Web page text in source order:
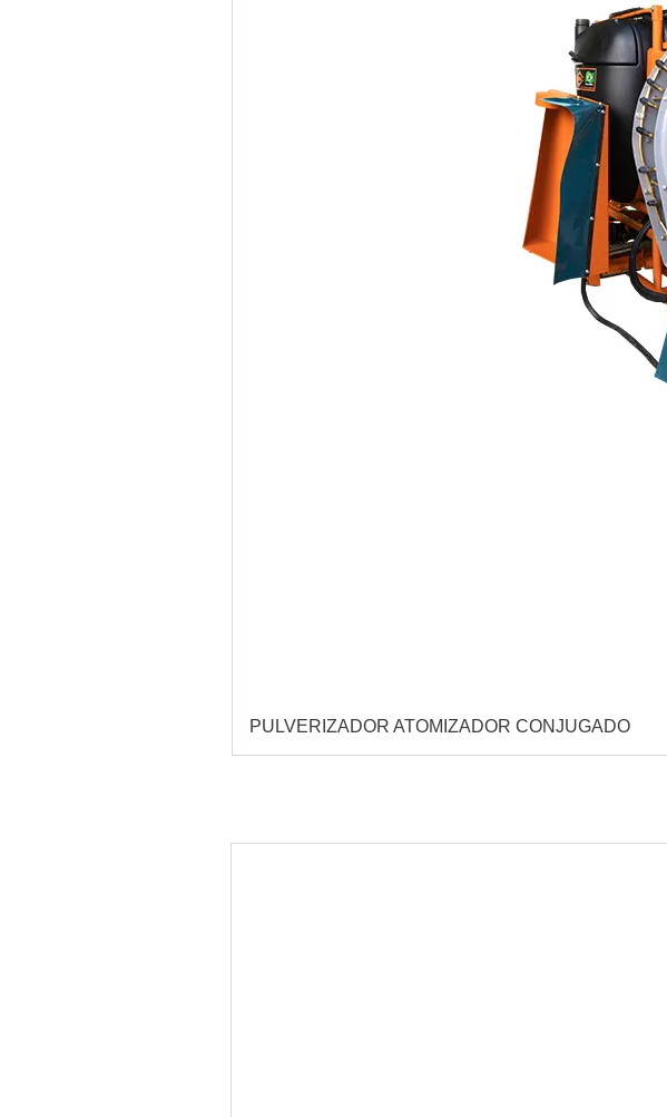
PULVERIZADOR ATOMIZADOR CONJUGADO